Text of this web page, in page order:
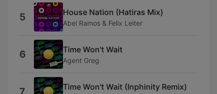
5 House Nation (Hatiras Mix)
Abel Ramos & Felix Leiter
6 Time Won't Wait
Agent Greg
7 Time Won't Wait (Inphinity Remix)